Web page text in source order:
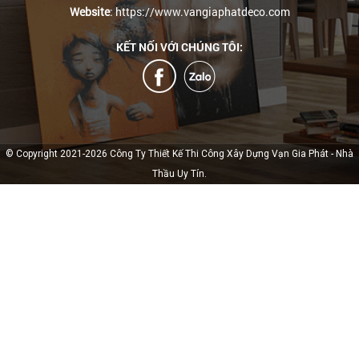
Website: https://www.vangiaphatdeco.com
KẾT NỐI VỚI CHÚNG TÔI:
© Copyright 2021-2026 Công Ty Thiết Kế Thi Công Xây Dựng Vạn Gia Phát - Nhà
Thầu Uy Tín.